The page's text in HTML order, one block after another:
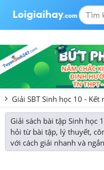
Giải SBT Sinh học 10 -
Giải sách bài tập Sinh học
hỏi từ bài tập, lý thuyết,
với cách giải nhanh và